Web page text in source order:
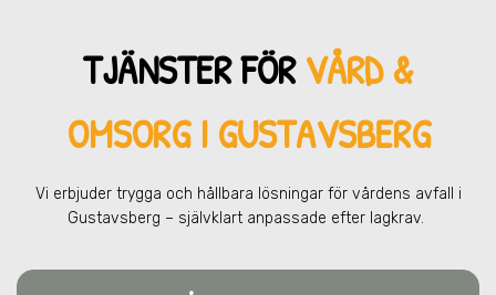
TJÄNSTER FÖRVÅRD &
OMSORG I GUSTAVSBERG
Vi erbjuder trygga och hållbara lösningar för vårdens avfall i
Gustavsberg – självklart anpassade efter lagkrav.